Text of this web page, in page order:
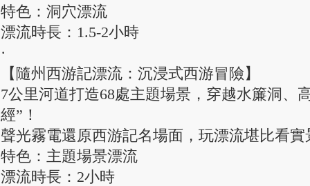
特色：洞穴漂流
漂流時長：1.5-2小時
·
【隨州西游記漂流：沉浸式西游冒險】
7公里河道打造68處主題場景，穿越水簾洞、
經”！
聲光霧電還原西游記名場面，玩漂流堪比看實
特色：主題場景漂流
漂流時長：2小時